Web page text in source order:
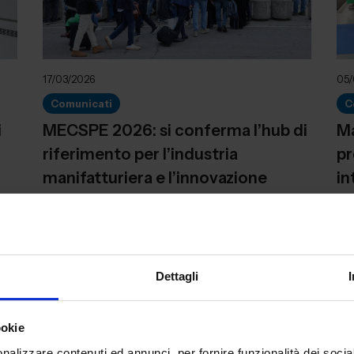
Dettagli
17/03/2026
Comunicati
MECSPE 2026: si conferma l’hub di
riferimento per l’industria
manifatturiera e l’innovazione